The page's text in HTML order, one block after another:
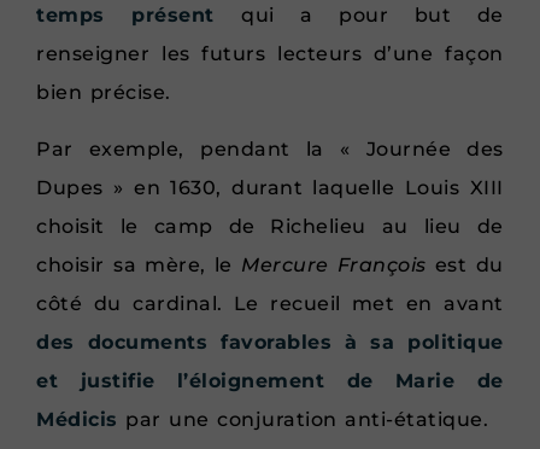
temps présentqui a pour but de
renseigner les futurs lecteurs d’une façon
bien précise.
Par exemple, pendant la « Journée des
Dupes » en 1630, durant laquelle Louis XIII
choisit le camp de Richelieu au lieu de
choisir sa mère, le Mercure François est du
côté du cardinal. Le recueil met en avant
des documents favorables à sa politique
et justifie l’éloignement de Marie de
Médicis par une conjuration anti-étatique.